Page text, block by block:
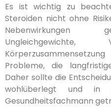
Es ist wichtig zu
Steroiden nicht ohne
Nebenwirkungen
Ungleichgewichte,
Probleme, die
Daher sollte die
wohlüberlegt und in
Gesundheitsfachmann